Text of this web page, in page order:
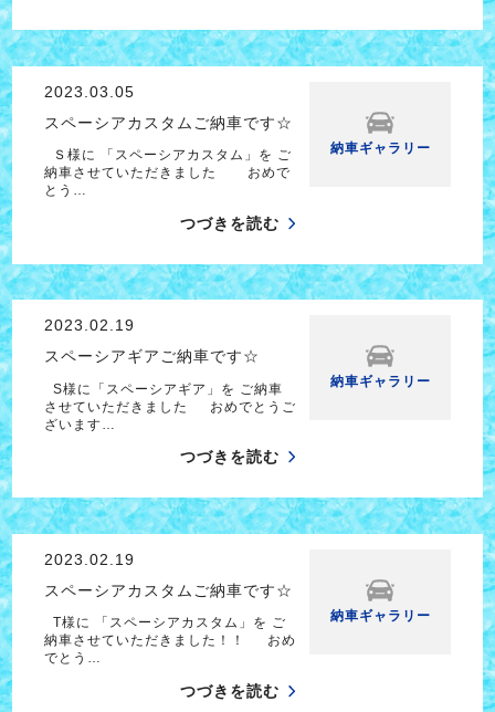
2023.03.05
スペーシアカスタムご納車です☆
Ｓ様に 「スペーシアカスタム」を ご
納車させていただきました おめで
とう…
つづきを読む
納車ギャラリー
2023.02.19
スペーシアギアご納車です☆
S様に「スペーシアギア」を ご納車
させていただきました おめでとうご
ざいます…
つづきを読む
納車ギャラリー
2023.02.19
スペーシアカスタムご納車です☆
T様に 「スペーシアカスタム」を ご
納車させていただきました！！ おめ
でとう…
つづきを読む
納車ギャラリー